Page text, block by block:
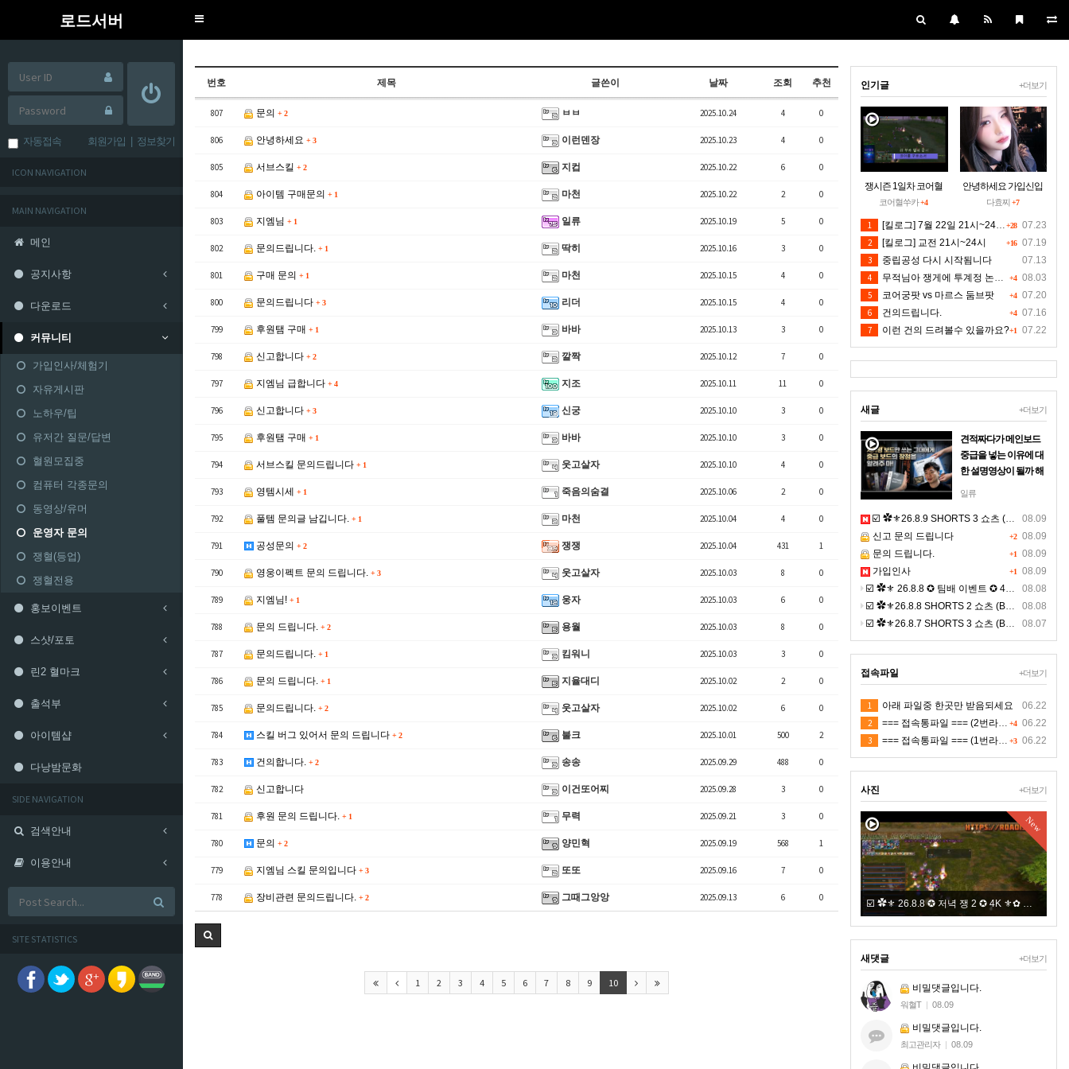
로드서버
Toggle
자동접속 회원가입 정보찾기
ICON NAVIGATION
MAIN NAVIGATION
메인
공지사항
다운로드
커뮤니티
가입인사/체험기
자유게시판
노하우/팁
유저간 질문/답변
혈원모집중
컴퓨터 각종문의
동영상/유머
운영자 문의
쟁혈(등업)
쟁혈전용
홍보이벤트
스샷/포토
린2 혈마크
출석부
아이템샵
다낭밤문화
SIDE NAVIGATION
검색안내
이용안내
SITE STATISTICS
번호 제목 글쓴이 날짜 조회 추천
807 문의 + 2 ㅂㅂ 2025.10.24 4 0
806 안녕하세요 + 3 이런덴장 2025.10.23 4 0
805 서브스킬 + 2 지컵 2025.10.22 6 0
804 아이템 구매문의 + 1 마천 2025.10.22 2 0
803 지엠님 + 1 일류 2025.10.19 5 0
802 문의드립니다. + 1 딱히 2025.10.16 3 0
801 구매 문의 + 1 마천 2025.10.15 4 0
800 문의드립니다 + 3 리더 2025.10.15 4 0
799 후원탬 구매 + 1 바바 2025.10.13 3 0
798 신고합니다 + 2 깔짝 2025.10.12 7 0
797 지엠님 급합니다 + 4 지조 2025.10.11 11 0
796 신고합니다 + 3 신궁 2025.10.10 3 0
795 후원탬 구매 + 1 바바 2025.10.10 3 0
794 서브스킬 문의드립니다 + 1 웃고살자 2025.10.10 4 0
793 영템시세 + 1 죽음의숨결 2025.10.06 2 0
792 풀템 문의글 남깁니다. + 1 마천 2025.10.04 4 0
791 공성문의 + 2 쟁쟁 2025.10.04 431 1
790 영웅이펙트 문의 드립니다. + 3 웃고살자 2025.10.03 8 0
789 지엠님! + 1 웅자 2025.10.03 6 0
788 문의 드립니다. + 2 용월 2025.10.03 8 0
787 문의드립니다. + 1 킴워니 2025.10.03 3 0
786 문의 드립니다. + 1 지율대디 2025.10.02 2 0
785 문의드립니다. + 2 웃고살자 2025.10.02 6 0
784 스킬 버그 있어서 문의 드립니다 + 2 불크 2025.10.01 500 2
783 건의합니다. + 2 송송 2025.09.29 488 0
782 신고합니다 이건또어찌 2025.09.28 3 0
781 후원 문의 드립니다. + 1 무력 2025.09.21 3 0
780 문의 + 2 양민혁 2025.09.19 568 1
779 지엠님 스킬 문의입니다 + 3 또또 2025.09.16 7 0
778 장비관련 문의드립니다. + 2 그때그앙앙 2025.09.13 6 0
1 2 3 4 5 6 7 8 9 10
+더보기
인기글
쟁시즌 1일차 코어혈
을 구하소서
코어혈쑤카+4
안녕하세요 가입신입
입니당~
다효찌+7
+28 07.23
1 [킬로그] 7월 22일 21시~24시30분 [수정본]
+16 07.19
2
[킬로그] 교전 21시~24시
07.13
3 중립공성 다시 시작됨니다
+4 08.03
4 무적님아 쟁게에 투계정 논란좀 만들지 마세요
+4 07.20
5 코어궁팟 vs 마르스 둠브팟
+4 07.16
6 건의드립니다.
+1 07.22
7 이런 건의 드려볼수 있을까요?
+더보기
새글
견적짜다가 메인보드
중급을 넣는 이유에 대
한 설명영상이 될까 해
보드를 저가형넣으면
왜안되는지 이해되는
영상올립니다사람의
뼈대라고 생각 하시면
되기에 견적짜다 현타
와서 올려드립니다
일류
08.09
☑️ ✿⚜26.8.9 SHORTS 3 쇼츠 (BGM) ⚜✿
+2 08.09
신고 문의 드립니다
+1 08.09
문의 드립니다.
+1 08.09
가입인사
08.08
☑️ ✿⚜ 26.8.8 ✪ 팀배 이벤트 ✪ 4K ⚜✿
08.08
☑️ ✿⚜26.8.8 SHORTS 2 쇼츠 (BGM) ⚜✿
08.07
☑️ ✿⚜26.8.7 SHORTS 3 쇼츠 (BGM) ⚜✿
+더보기
접속파일
06.22
1 아래 파일중 한곳만 받음되세요
+4 06.22
2 === 접속통파일 === (2번라인)
+3 06.22
3 === 접속통파일 === (1번라인)
+더보기
사진
☑️ ✿⚜ 26.8.9 ✪ 새벽 쟁 ✪ 4K ⚜✿
New
+더보기
새댓글
비밀댓글입니다.
워혈T | 08.09
비밀댓글입니다.
최고관리자 | 08.09